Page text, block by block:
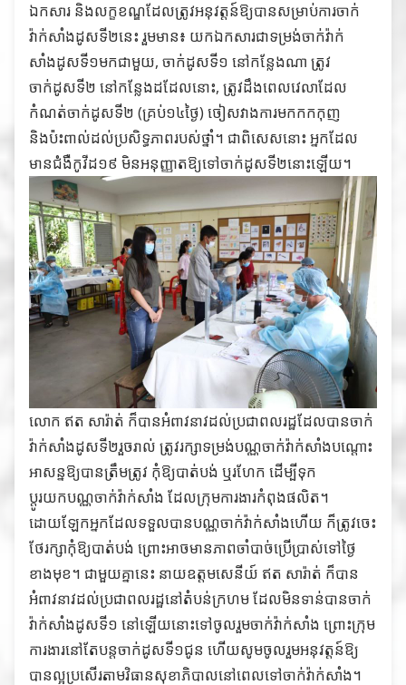
ឯកសារ និងលក្ខខណ្ឌដែលត្រូវអនុវត្តន៍ឱ្យបានសម្រាប់ការចាក់
វ៉ាក់សាំងដូសទី២នេះ រួមមាន៖ យកឯកសារជាទម្រង់ចាក់វ៉ាក់
សាំងដូសទី១មកជាមួយ, ចាក់ដូសទី១ នៅកន្លែងណា ត្រូវ
ចាក់ដូសទី២ នៅកន្លែងដដែលនោះ, ត្រូវដឹងពេលវេលាដែល
កំណត់ចាក់ដូសទី២ (គ្រប់១៤ថ្ងៃ) ចៀសវាងការមកកកកុញ
និងប៉ះពាល់ដល់ប្រសិទ្ធភាពរបស់ថ្នាំ។ ជាពិសេសនោះ អ្នកដែល
មានជំងឺកូវីដ១៩ មិនអនុញ្ញាតឱ្យទៅចាក់ដូសទី២នោះឡើយ។
លោក ឥត សារ៉ាត់ ក៏បានអំពាវនាវដល់ប្រជាពលរដ្ឋដែលបានចាក់
វ៉ាក់សាំងដូសទី២រួចរាល់ ត្រូវរក្សាទម្រង់បណ្ណចាក់វ៉ាក់សាំងបណ្តោះ
អាសន្នឱ្យបានត្រឹមត្រូវ កុំឱ្យបាត់បង់ ឬរហែក ដើម្បីទុក
ប្តូរយកបណ្ណចាក់វ៉ាក់សាំង ដែលក្រុមការងារកំពុងផលិត។
ដោយឡែកអ្នកដែលទទួលបានបណ្ណចាក់វ៉ាក់សាំងហើយ ក៏ត្រូវចេះ
ថែរក្សាកុំឱ្យបាត់បង់ ព្រោះអាចមានភាពចាំបាច់ប្រើប្រាស់ទៅថ្ងៃ
ខាងមុខ។ ជាមួយគ្នានេះ នាយឧត្តមសេនីយ៍ ឥត សារ៉ាត់ ក៏បាន
អំពាវនាវដល់ប្រជាពលរដ្ឋនៅតំបន់ក្រហម ដែលមិនទាន់បានចាក់
វ៉ាក់សាំងដូសទី១ នៅឡើយនោះទៅចូលរួមចាក់វ៉ាក់សាំង ព្រោះក្រុម
ការងារនៅតែបន្តចាក់ដូសទី១ជូន ហើយសូមចូលរួមអនុវត្តន៍ឱ្យ
បានល្អប្រសើរតាមវិធានសុខាភិបាលនៅពេលទៅចាក់វ៉ាក់សាំង។